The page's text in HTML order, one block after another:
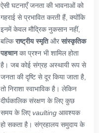
ऐसी घटनाएँ जनता की भावनाओं को
गहराई से प्रभावित करती हैं, क्योंकि
इनमें केवल मौद्रिक नुकसान नहीं,
बल्किराष्ट्रीय स्मृतिऔरसांस्कृतिक
पहचानका प्रश्न भी शामिल होता
है। जब कोई संग्रह अस्थायी रूप से
जनता की दृष्टि से दूर किया जाता है,
तो निराशा स्वाभाविक है। लेकिन
दीर्घकालिक संरक्षण के लिए कुछ
समय के लिए vaulting आवश्यक
हो सकता है। संग्रहालय समुदाय के